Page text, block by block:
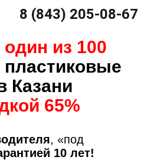
8 (843) 205-08-67
один из 100
пластиковые
Казани
65%
, «под
10 лет!